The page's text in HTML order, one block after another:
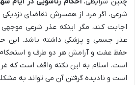
شرعی، اگر مرد از همسرش تقاضای
اجابت کند، مگر اینکه عذر شرعی
عذر جسمی و پزشکی داشته باشد. این
حفظ عفت و آرامش هر دو طرف و
است. اسلام به این نکته واقف است که
است و نادیده گرفتن آن می تواند به